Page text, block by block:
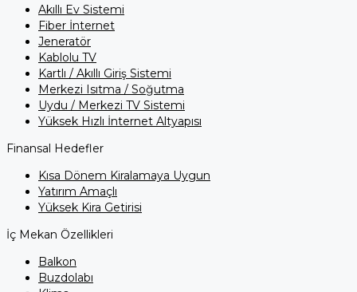
Akıllı Ev Sistemi
Fiber İnternet
Jeneratör
Kablolu TV
Kartlı / Akıllı Giriş Sistemi
Merkezi Isıtma / Soğutma
Uydu / Merkezi TV Sistemi
Yüksek Hızlı İnternet Altyapısı
Finansal Hedefler
Kısa Dönem Kiralamaya Uygun
Yatırım Amaçlı
Yüksek Kira Getirisi
İç Mekan Özellikleri
Balkon
Buzdolabı